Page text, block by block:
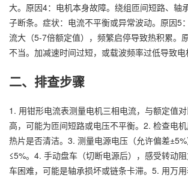
大。原因4：电机本身故障。绕组匝间短路、轴
子断条。症状：电流不平衡或异常波动。原因5
流大（5-7倍额定值），频繁启停导致热积累。
不当。加减速时间过短，或载波频率过低导致电
二、排查步骤
1. 用钳形电流表测量电机三相电流，与额定值
高，可能为匝间短路或电压不平衡。2. 检查电
热片是否清洁。3. 测量电源电压（允许偏差
≤5%。4. 手动盘车（切断电源后），感受转动
车困难，可能是轴承损坏或链条卡滞。5. 用万